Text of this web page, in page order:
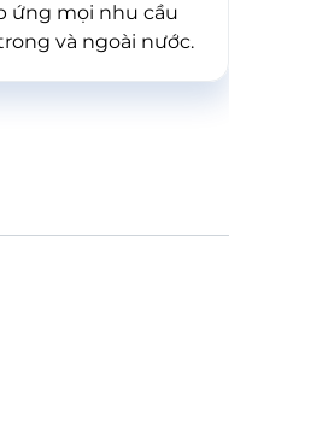
ứng mọi nhu cầu
và ngoài nước.